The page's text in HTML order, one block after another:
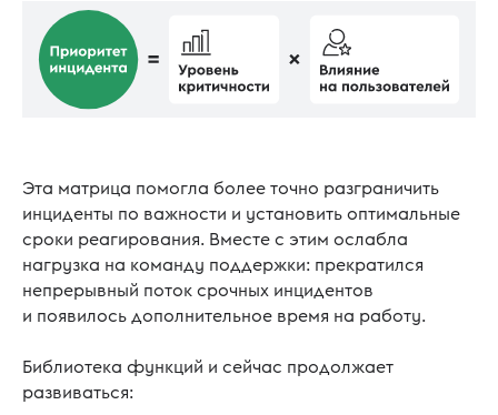
Эта матрица помогла более точно разграничить
инциденты по важности и установить оптимальные
сроки реагирования. Вместе с этим ослабла
нагрузка на команду поддержки: прекратился
непрерывный поток срочных инцидентов
и появилось дополнительное время на работу.
Библиотека функций и сейчас продолжает
развиваться: